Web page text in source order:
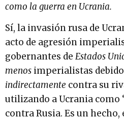
como la guerra en Ucrania.
Sí, la invasión rusa de
acto de agresión
gobernantes de Estados
menos imperialistas
indirectamente contra su
utilizando a Ucrania como
contra Rusia. Es un hecho,